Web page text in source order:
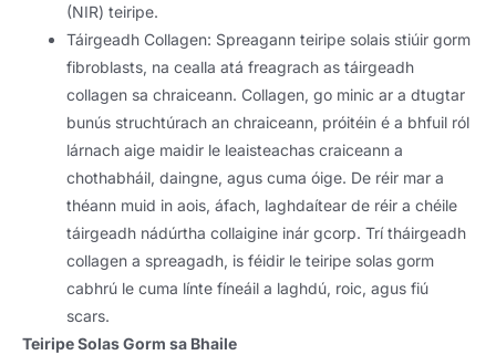
(NIR) teiripe.
Táirgeadh Collagen: Spreagann teiripe solais stiúir gorm
fibroblasts, na cealla atá freagrach as táirgeadh
collagen sa chraiceann. Collagen, go minic ar a dtugtar
bunús struchtúrach an chraiceann, próitéin é a bhfuil ról
lárnach aige maidir le leaisteachas craiceann a
chothabháil, daingne, agus cuma óige. De réir mar a
théann muid in aois, áfach, laghdaítear de réir a chéile
táirgeadh nádúrtha collaigine inár gcorp. Trí tháirgeadh
collagen a spreagadh, is féidir le teiripe solas gorm
cabhrú le cuma línte fíneáil a laghdú, roic, agus fiú
scars.
Teiripe Solas Gorm sa Bhaile